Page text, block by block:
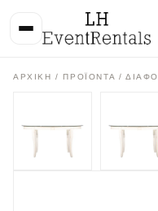
ΑΡΧΙΚΉ / ΠΡΟΪΌΝΤΑ /